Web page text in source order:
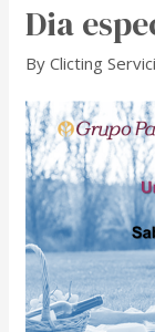
Dia
ByClicting